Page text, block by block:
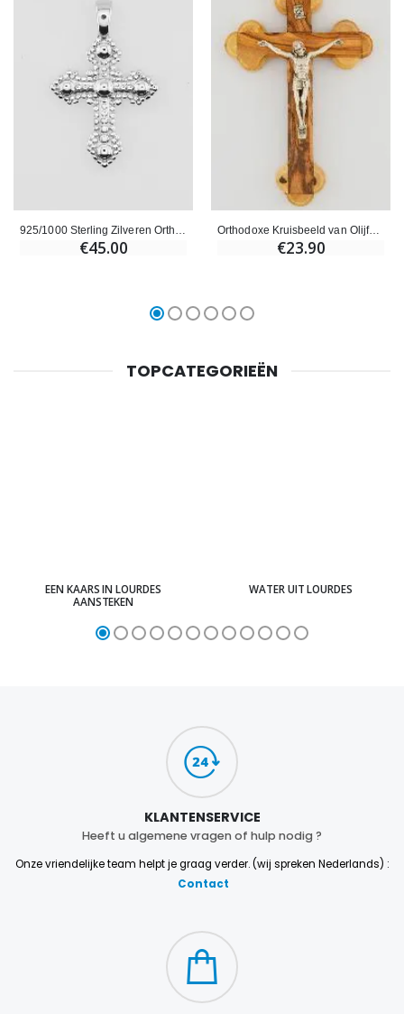
€45.00
Orthodoxe Kruisbeeld van Olijfhout - 13 cm
€23.90
TOPCATEGORIEËN
EEN KAARS IN LOURDES
AANSTEKEN
WATER UIT LOURDES
KLANTENSERVICE
Heeft u algemene vragen of hulp nodig ?
Onze vriendelijke team helpt je graag verder. (wij spreken Nederlands) :
Contact